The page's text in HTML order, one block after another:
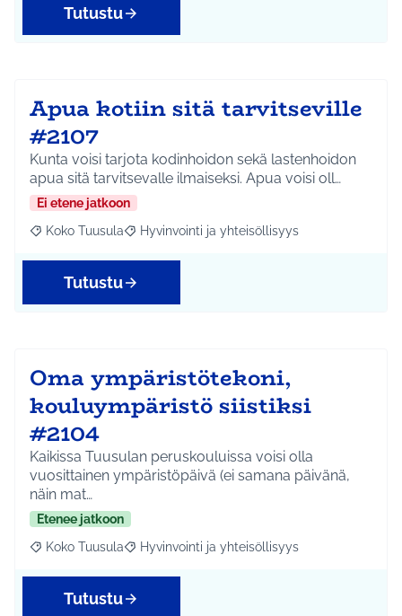
Tutustu
Apua kotiin sitä tarvitseville
#2107
Kunta voisi tarjota kodinhoidon sekä lastenhoidon
apua sitä tarvitsevalle ilmaiseksi. Apua voisi oll…
Ei etene jatkoon
Rajaa tulokset aihepiirin mukaan: Koko Tuusula
Koko Tuusula Rajaa tulokset teeman mukaan: Hyvinvointi ja
Hyvinvointi ja yhteisöllisyys
Tutustu
Oma ympäristötekoni,
kouluympäristö siistiksi
#2104
Kaikissa Tuusulan peruskouluissa voisi olla
vuosittainen ympäristöpäivä (ei samana päivänä,
näin mat…
Etenee jatkoon
Rajaa tulokset aihepiirin mukaan: Koko Tuusula
Koko Tuusula Rajaa tulokset teeman mukaan: Hyvinvointi ja
Hyvinvointi ja yhteisöllisyys
Tutustu